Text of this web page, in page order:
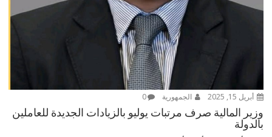
أبريل 15, 2025 الجمهورية 0
وزير المالية صرف مرتبات يوليو بالزيادات الجديدة للعاملين
بالدولة